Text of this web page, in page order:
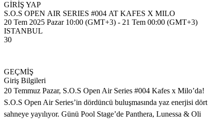
GİRİŞ YAP
S.O.S OPEN AIR SERIES #004 AT KAFES X MILO
20 Tem 2025 Pazar 10:00 (GMT+3) - 21 Tem 00:00 (GMT+3)
ISTANBUL
30
GEÇMİŞ
Giriş Bilgileri
20 Temmuz Pazar, S.O.S Open Air Series #004 Kafes x Milo’da!
S.O.S Open Air Series’in dördüncü buluşmasında yaz enerjisi dört
sahneye yayılıyor. Günü Pool Stage’de Panthera, Lunessa & Oli